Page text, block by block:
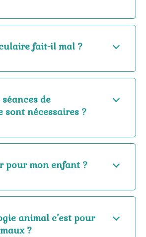
fait-il mal ?
de
sont nécessaires ?
pour mon enfant ?
animal c’est pour
?